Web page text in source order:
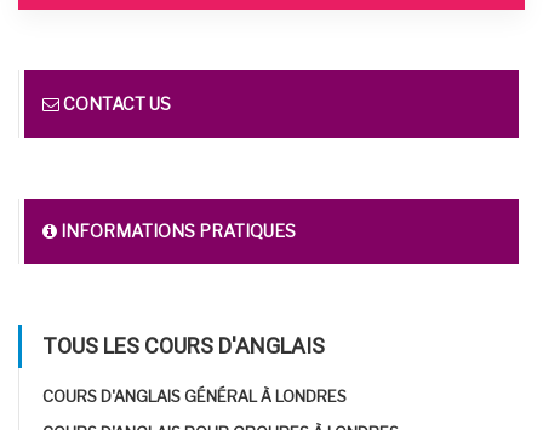
CONTACT US
INFORMATIONS PRATIQUES
TOUS LES COURS D'ANGLAIS
COURS D'ANGLAIS GÉNÉRAL À LONDRES